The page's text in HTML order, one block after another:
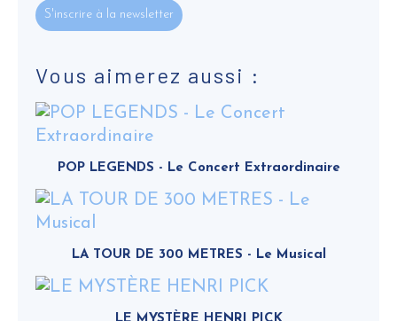
S'inscrire à la newsletter
Vous aimerez aussi :
POP LEGENDS - Le Concert Extraordinaire
LA TOUR DE 300 METRES - Le Musical